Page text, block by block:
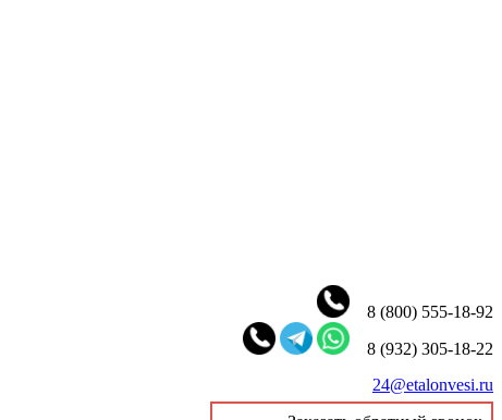
8 (800) 555-18-92
8 (932) 305-18-22
24@etalonvesi.ru